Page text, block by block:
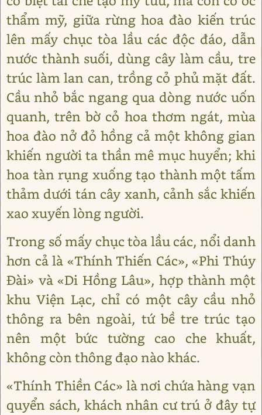
thẩm mỹ, giữa rừng hoa đào kiến trúc
lên mấy chục tòa lầu các độc đáo, dẫn
nước thành suối, dùng cây làm cầu, tre
trúc làm lan can, trồng cỏ phủ mặt đất.
Cầu nhỏ bắc ngang qua dòng nước uốn
quanh, trên bờ cỏ hoa thơm ngát, mùa
hoa đào nở đỏ hồng cả một không gian
khiến người ta thần mê mục huyển; khi
hoa tàn rụng xuống tạo thành một tấm
thảm dưới tán cây xanh, cảnh sắc khiến
xao xuyến lòng người.
Trong số mấy chục tòa lầu các, nổi danh
hơn cả là «Thính Thiến Các», «Phi Thúy
Đài» và «Di Hồng Lâu», hợp thành một
khu Viện Lạc, chỉ có một cây cầu nhỏ
thông ra bên ngoài, tứ bề tre trúc tạo
nên một bức tường cao che khuất,
không còn thông đạo nào khác.
«Thính Thiền Các» là nơi chứa hàng vạn
quyển sách, khách nhân cư trú ở đây tự